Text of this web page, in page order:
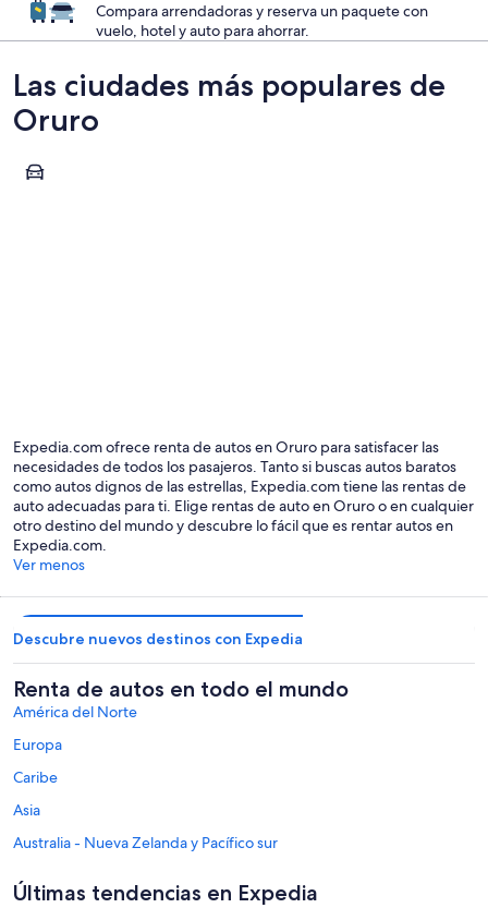
Compara arrendadoras y reserva un paquete con
vuelo, hotel y auto para ahorrar.
Las ciudades más populares de
Oruro
Oruro
Expedia.com ofrece renta de autos en Oruro para satisfacer las
necesidades de todos los pasajeros. Tanto si buscas autos baratos
como autos dignos de las estrellas, Expedia.com tiene las rentas de
auto adecuadas para ti. Elige rentas de auto en Oruro o en cualquier
otro destino del mundo y descubre lo fácil que es rentar autos en
Expedia.com.
Ver menos
Descubre nuevos destinos con Expedia
Renta de autos en todo el mundo
América del Norte
Europa
Caribe
Asia
Australia - Nueva Zelanda y Pacífico sur
Últimas tendencias en Expedia